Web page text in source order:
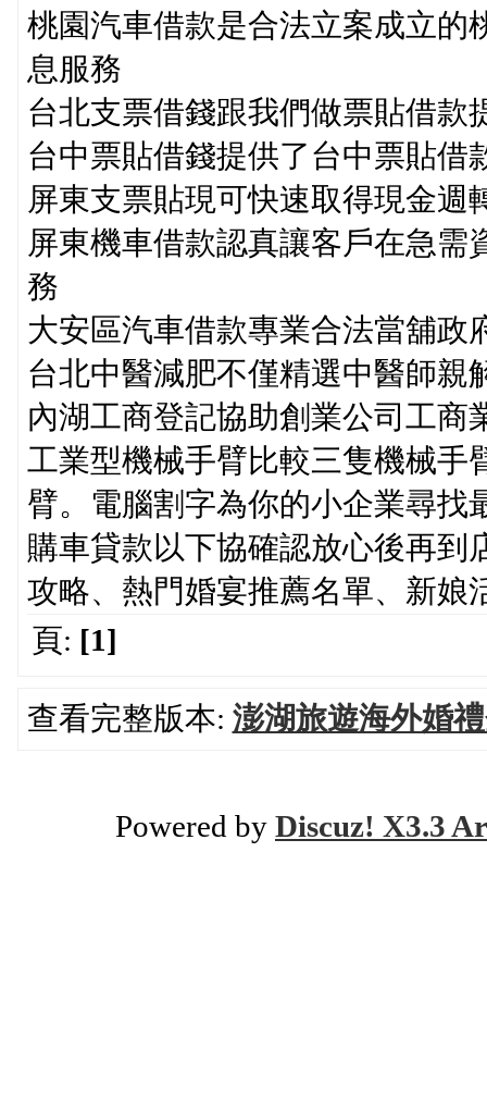
桃園汽車借款是合法立案成立的
息服務
台北支票借錢跟我們做票貼借款
台中票貼借錢提供了台中票貼借
屏東支票貼現可快速取得現金
屏東機車借款認真讓客戶在急
務
大安區汽車借款專業合法當舖政
台北中醫減肥不僅精選中醫師親
內湖工商登記協助創業公司工商
工業型機械手臂比較三隻機械手
臂。電腦割字為你的小企業尋找
購車貸款以下協確認放心後再到
攻略、熱門婚宴推薦名單、新娘
頁: [1]
查看完整版本: 澎湖旅遊海外婚
Powered by Discuz! X3.3